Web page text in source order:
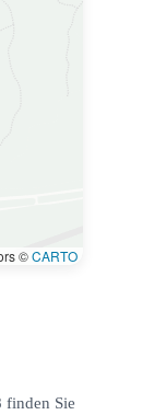
©CARTO
finden Sie